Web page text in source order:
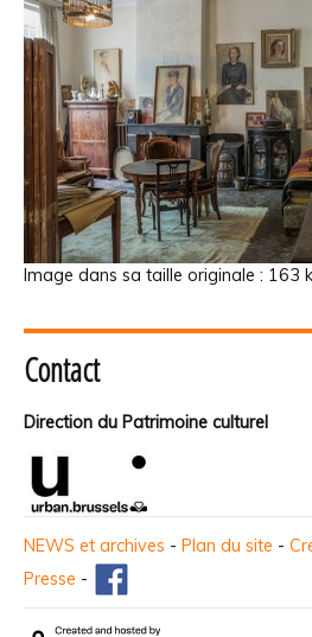
Image dans sa taille originale : 163
Contact
Direction du Patrimoine culturel
NEWS et archives - Plan du site -
Presse -